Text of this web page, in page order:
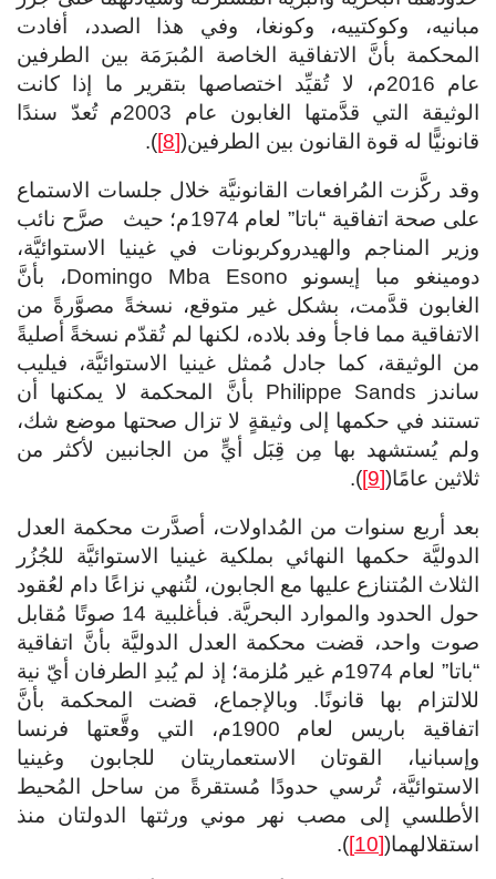
مبانيه، وكوكتييه، وكونغا، وفي هذا الصدد، أفادت
المحكمة بأنَّ الاتفاقية الخاصة المُبرَمَة بين الطرفين
عام 2016م، لا تُقيِّد اختصاصها بتقرير ما إذا كانت
الوثيقة التي قدَّمتها الغابون عام 2003م تُعدّ سندًا
قانونيًّا له قوة القانون بين الطرفين([8]
).
وقد ركَّزت المُرافعات القانونيَّة خلال جلسات الاستماع
على صحة اتفاقية “باتا” لعام 1974م؛ حيث صرَّح نائب
وزير المناجم والهيدروكربونات في غينيا الاستوائيَّة،
دومينغو مبا إيسونو Domingo Mba Esono، بأنَّ
الغابون قدَّمت، بشكل غير متوقع، نسخةً مصوَّرةً من
الاتفاقية مما فاجأ وفد بلاده، لكنها لم تُقدّم نسخةً أصليةً
من الوثيقة، كما جادل مُمثل غينيا الاستوائيَّة، فيليب
ساندز Philippe Sands بأنَّ المحكمة لا يمكنها أن
تستند في حكمها إلى وثيقةٍ لا تزال صحتها موضع شك،
ولم يُستشهد بها مِن قِبَل أيٍّ من الجانبين لأكثر من
ثلاثين عامًا([9]
).
بعد أربع سنوات من المُداولات، أصدَّرت محكمة العدل
الدوليَّة حكمها النهائي بملكية غينيا الاستوائيَّة للجُزُر
الثلاث المُتنازع عليها مع الجابون، لتُنهي نزاعًا دام لعُقود
حول الحدود والموارد البحريَّة. فبأغلبية 14 صوتًا مُقابل
صوت واحد، قضت محكمة العدل الدوليَّة بأنَّ اتفاقية
“باتا” لعام 1974م غير مُلزمة؛ إذ لم يُبدِ الطرفان أيّ نية
للالتزام بها قانونًا. وبالإجماع، قضت المحكمة بأنَّ
اتفاقية باريس لعام 1900م، التي وقَّعتها فرنسا
وإسبانيا، القوتان الاستعماريتان للجابون وغينيا
الاستوائيَّة، تُرسي حدودًا مُستقرةً من ساحل المُحيط
الأطلسي إلى مصب نهر موني ورثتها الدولتان منذ
استقلالهما([10]
).